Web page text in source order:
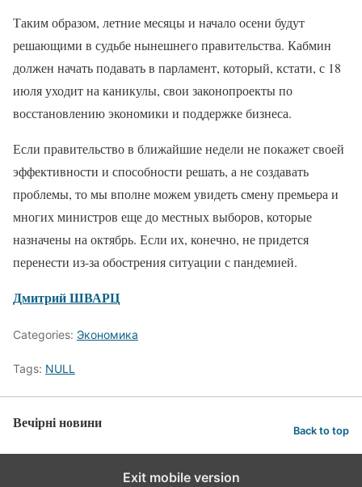
Таким образом, летние месяцы и начало осени будут
решающими в судьбе нынешнего правительства. Кабмин
должен начать подавать в парламент, который, кстати, с 18
июля уходит на каникулы, свои законопроекты по
восстановлению экономики и поддержке бизнеса.
Если правительство в ближайшие недели не покажет своей
эффективности и способности решать, а не создавать
проблемы, то мы вполне можем увидеть смену премьера и
многих министров еще до местных выборов, которые
назначены на октябрь. Если их, конечно, не придется
перенести из-за обострения ситуации с пандемией.
Дмитрий ШВАРЦ
Categories: Экономика
Tags: NULL
Вечірні новини Back to top
Exit mobile version